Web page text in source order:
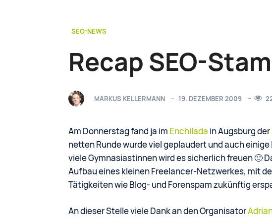
SEO-NEWS
Recap SEO-
MARKUS KELLERMANN 19. DEZEMBER 2009
Am Donnerstag fand ja im Enchilada in Augsburg der
netten Runde wurde viel geplaudert und auch
viele Gymnasiastinnen wird es sicherlich freuen 🙂
Aufbau eines kleinen Freelancer-Netzwerkes, mit
Tätigkeiten wie Blog- und Forenspam zukünftig
An dieser Stelle viele Dank an den Organisator